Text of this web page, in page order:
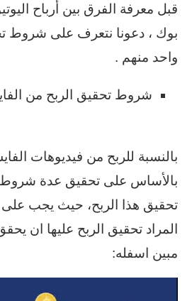
قبل معرفة الفرق بين أرباح
بوك ، دعونا نتعرف على شروط
واحد منهم .
شروط تحقيق الربح من
بالنسبة للربح من فيديوهات
بالأساس على تحقيق عدة
تحقيق هذا الربح، حيث يجب
المراد تحقيق الربح عليها ان
مبين اسفله: